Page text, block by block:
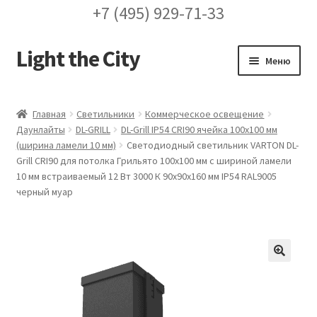
+7 (495) 929-71-33
Перейти
к
Перейти
к
Light the City Меню
FAQ про кронштейны
Заказ проекта освещения
Главная Светильники
Коммерческое освещение
Даунлайты
DL-GRILL
DL-Grill IP54 CRI90 ячейка 100х100 мм
(ширина ламели 10 мм)
Светодиодный светильник VARTON DL-
Grill CRI90 для потолка Грильято 100х100 мм с шириной ламели
10 мм встраиваемый 12 Вт 3000 К 90х90х160 мм IP54 RAL9005
черный муар